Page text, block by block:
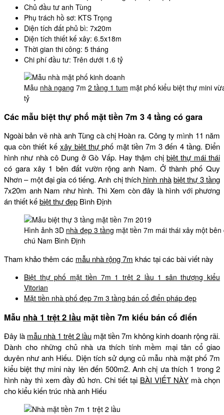
Chủ đầu tư anh Tùng
Phụ trách hồ sơ: KTS Trọng
Diện tích đất phủ bì: 7x20m
Diện tích thiết kế xây: 6.5x18m
Thời gian thi công: 5 tháng
Chi phí đầu tư: Trên dưới 1.6 tỷ
Mẫu nhà ngang 7m 2 tầng 1 tum mặt phố kiểu biệt thự mini
tỷ
Các mẫu biệt thự phố mặt tiền 7m 3 4 tầng có gara
Ngoài bản vẽ nhà anh Tùng cà chị Hoàn ra. Công ty mình 11 năm
qua còn thiết kế xây biệt thựphố mặt tiền 7m 3 đến 4 tầng. Điển
hình như nhà cô Dung ở Gò Vấp. Hay thậm chị biệt thự mái thái
có gara xây 1 bên đất vườn rộng anh Nam. Ở thành phố Quy
Nhơn – một đại gia có tiếng. Anh chị thích hình nhà biệt thự 3 tầng
7x20m anh Nam như hình. Thì Xem còn đây là hình với phương
án thiết kếbiệt thự đẹp Bình Định
Hình ảnh 3D nhà đẹp 3 tầng mặt tiền 7m mái thái xây một
chú Nam Bình Định
Tham khảo thêm các mẫu nhà rộng 7m khác tại các bài viết này
Biệt thự phố mặt tiền 7m 1 trệt 2 lầu 1 sân thượng kiểu
Vitorian
Mặt tiền nhà phố đẹp 7m 3 tầng bán cổ điển pháp đẹp
Mẫu nhà 1 trệt 2 lầu mặt tiền 7m kiểu bán cổ điển
Đây là mẫu nhà 1 trệt 2 lầu mặt tiền 7m không kinh doanh rộng rãi.
Dành cho những chủ nhà ưa thích tính mềm mại tân cổ giao
duyên như anh Hiếu. Diện tích sử dụng củ mẫu nhà mặt phố 7m
kiểu biệt thự mini này lên đến 500m2. Anh chị ưa thích 1 trong 2
hình này thì xem đầy đủ hơn. Chi tiết tại BÀI VIẾT NÀY mà chọn
cho kiểu kiến trúc nhà anh Hiếu